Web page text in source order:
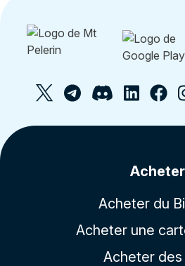
Acheter
Acheter du
Acheter une
Acheter des